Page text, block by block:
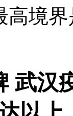
高境
武汉